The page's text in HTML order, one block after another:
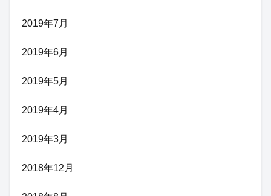
2019年7月
2019年6月
2019年5月
2019年4月
2019年3月
2018年12月